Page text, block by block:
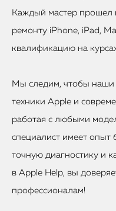
Каждый мастер прошел
ремонту iPhone, iPad,
квалификацию на
Мы следим, чтобы наши
техники Apple и
работая с любыми
специалист имеет опыт
точную диагностику и
в Apple Help, вы
профессионалам!